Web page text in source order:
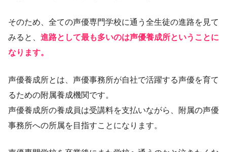
そのため、全ての声優専門学校に通う全生徒の進路を見て
みると、 進路として最も多いのは声優養成所ということに
なります。
声優養成所とは、声優事務所が自社で活躍する声優を育て
るための附属養成機関です。
声優養成所の養成員は受講料を支払いながら、附属の声優
事務所への所属を目指すことになります。